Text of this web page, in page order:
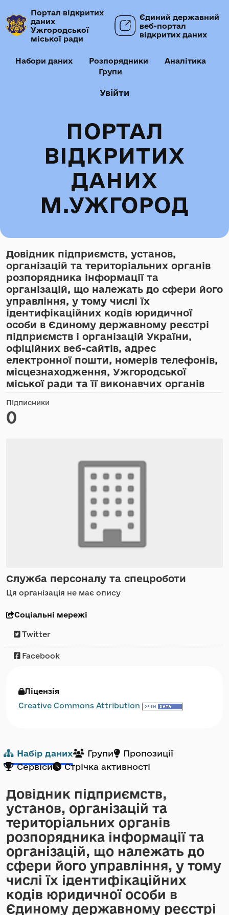
Портал відкритих
даних
Ужгородської
міської ради
Єдиний державний
веб-портал
відкритих даних
Набори даних Розпорядники
Аналітика
Групи
Увійти
ПОРТАЛ
ВІДКРИТИХ
ДАНИХ
М.УЖГОРОД
Довідник підприємств, установ,
організацій та територіальних органів
розпорядника інформації та
організацій, що належать до сфери його
управління, у тому числі їх
ідентифікаційних кодів юридичної
особи в Єдиному державному реєстрі
підприємств і організацій України,
офіційних веб-сайтів, адрес
електронної пошти, номерів телефонів,
місцезнаходження, Ужгородської
міської ради та її виконавчих органів
Підписники
0
Служба персоналу та спецроботи
Ця організація не має опису
Соціальні мережі
Twitter
Facebook
Ліцензія
Creative Commons Attribution
Набір даних Групи
Пропозиції
Сервіси
Стрічка активності
Довідник підприємств,
установ, організацій та
територіальних органів
розпорядника інформації та
організацій, що належать до
сфери його управління, у тому
числі їх ідентифікаційних
кодів юридичної особи в
Єдиному державному реєстрі